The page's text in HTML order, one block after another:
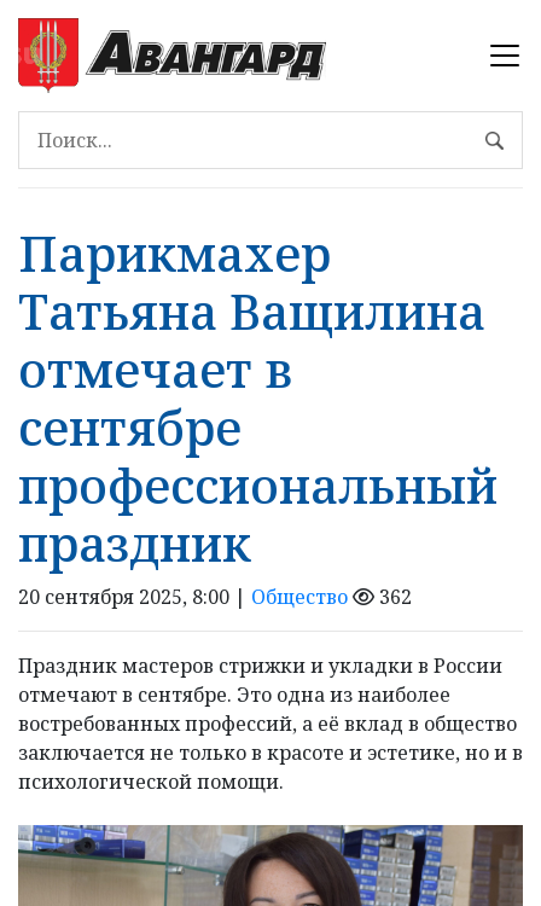
Парикмахер
Татьяна Ващилина
отмечает в
сентябре
профессиональный
праздник
20 сентября 2025, 8:00 | Общество 362
Праздник мастеров стрижки и укладки в России
отмечают в сентябре. Это одна из наиболее
востребованных профессий, а её вклад в общество
заключается не только в красоте и эстетике, но и в
психологической помощи.